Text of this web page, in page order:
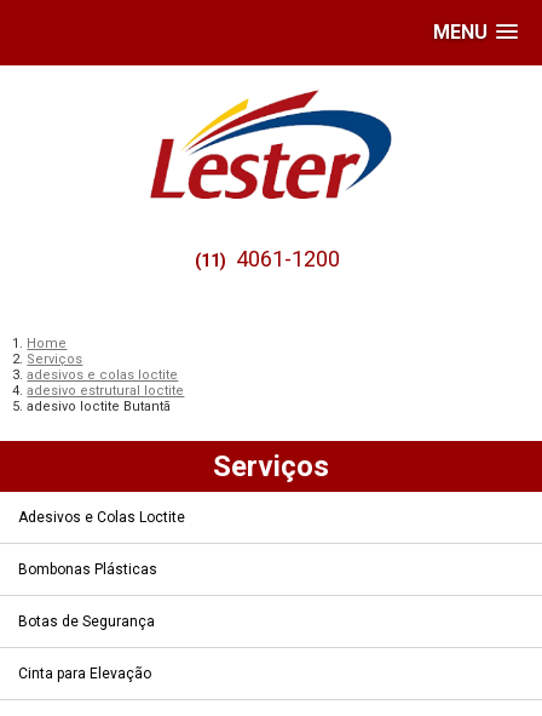
MENU
(11) 4061-1200
Home
Serviços
adesivos e colas loctite
adesivo estrutural loctite
adesivo loctite Butantã
Serviços
Adesivos e Colas Loctite
Bombonas Plásticas
Botas de Segurança
Cinta para Elevação